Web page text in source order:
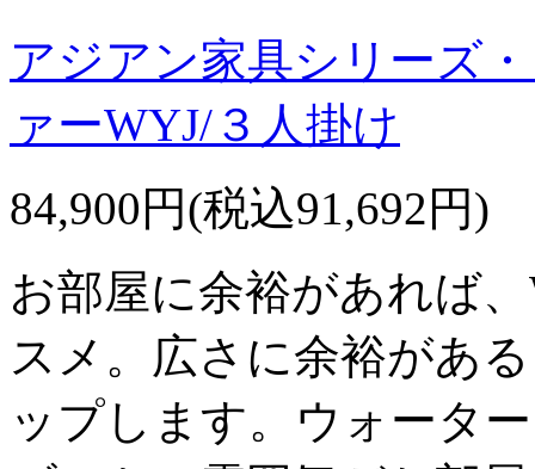
アジアン家具シリーズ
ァーWYJ/３人掛け
84,900円(税込91,692円)
お部屋に余裕があれば
スメ。広さに余裕があ
ップします。ウォータ